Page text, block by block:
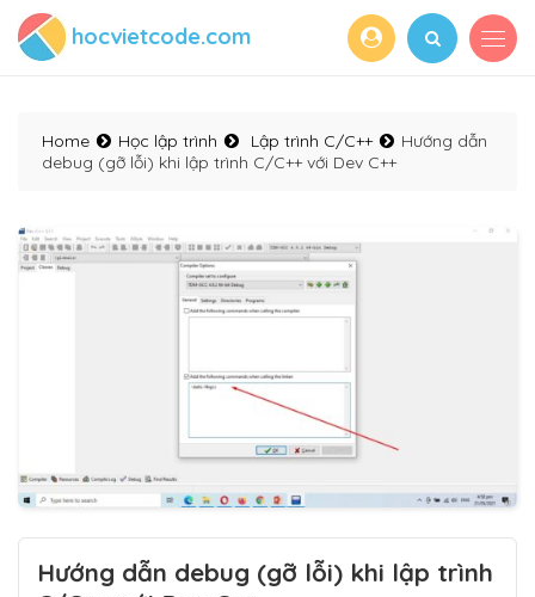
hocvietcode.com
Home Học lập trình Lập trình C/C++
Hướng dẫn
debug (gỡ lỗi) khi lập trình C/C++ với Dev C++
Hướng dẫn debug (gỡ lỗi) khi lập trình